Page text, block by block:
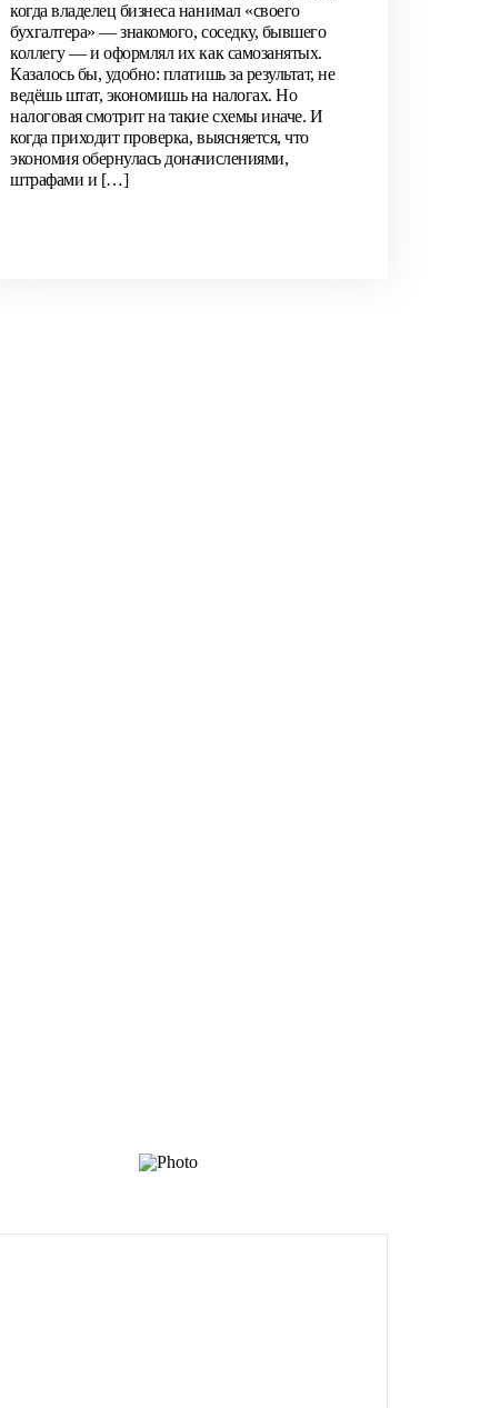
когда владелец бизнеса нанимал «своего
бухгалтера» — знакомого, соседку, бывшего
коллегу — и оформлял их как самозанятых.
Казалось бы, удобно: платишь за результат, не
ведёшь штат, экономишь на налогах. Но
налоговая смотрит на такие схемы иначе. И
когда приходит проверка, выясняется, что
экономия обернулась доначислениями,
штрафами и […]